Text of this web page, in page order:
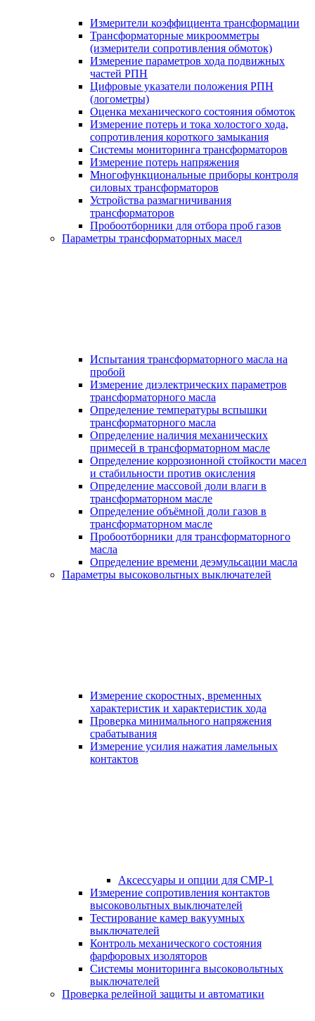
Измерители коэффициента трансформации
Трансформаторные микроомметры
(измерители сопротивления обмоток)
Измерение параметров хода подвижных
частей РПН
Цифровые указатели положения РПН
(логометры)
Оценка механического состояния обмоток
Измерение потерь и тока холостого хода,
сопротивления короткого замыкания
Системы мониторинга трансформаторов
Измерение потерь напряжения
Многофункциональные приборы контроля
силовых трансформаторов
Устройства размагничивания
трансформаторов
Пробоотборники для отбора проб газов
Параметры трансформаторных масел
Испытания трансформаторного масла на
пробой
Измерение диэлектрических параметров
трансформаторного масла
Определение температуры вспышки
трансформаторного масла
Определение наличия механических
примесей в трансформаторном масле
Определение коррозионной стойкости масел
и стабильности против окисления
Определение массовой доли влаги в
трансформаторном масле
Определение объёмной доли газов в
трансформаторном масле
Пробоотборники для трансформаторного
масла
Определение времени деэмульсации масла
Параметры высоковольтных выключателей
Измерение скоростных, временных
характеристик и характеристик хода
Проверка минимального напряжения
срабатывания
Измерение усилия нажатия ламельных
контактов
Аксессуары и опции для СМР-1
Измерение сопротивления контактов
высоковольтных выключателей
Тестирование камер вакуумных
выключателей
Контроль механического состояния
фарфоровых изоляторов
Системы мониторинга высоковольтных
выключателей
Проверка релейной защиты и автоматики